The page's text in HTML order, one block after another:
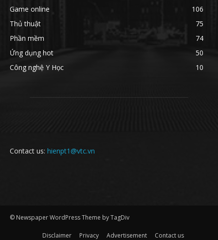
Game online
106
Thủ thuật
75
Phần mềm
74
Ứng dụng hot
50
Công nghệ Y Học
10
Contact us: hienpt1@vtc.vn
© Newspaper WordPress Theme by TagDiv
Disclaimer Privacy Advertisement Contact us